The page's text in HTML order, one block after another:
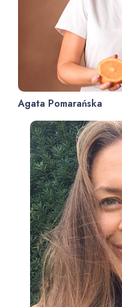
Agata Pomarańska